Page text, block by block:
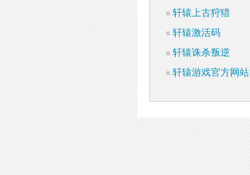
轩辕上古狩猎
轩辕激活码
轩辕诛杀叛逆
轩辕游戏官方网站